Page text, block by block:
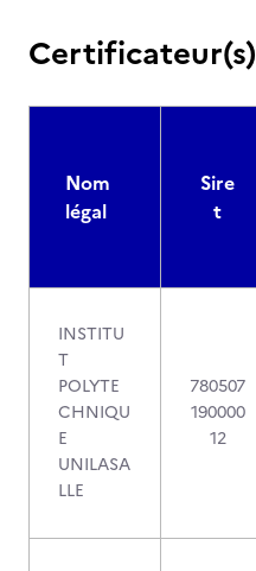
Certificateur(s)
Nom
légal
Sire
t
INSTITU
T
POLYTE
CHNIQU
E
UNILASA
LLE
780507
190000
12